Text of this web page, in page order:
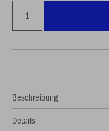
Beschreibung
Details